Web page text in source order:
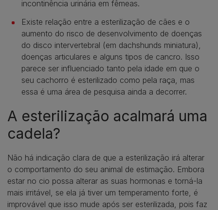
incontinência urinária em fêmeas.
Existe relação entre a esterilização de cães e o
aumento do risco de desenvolvimento de doenças
do disco intervertebral (em dachshunds miniatura),
doenças articulares e alguns tipos de cancro. Isso
parece ser influenciado tanto pela idade em que o
seu cachorro é esterilizado como pela raça, mas
essa é uma área de pesquisa ainda a decorrer.
A esterilização acalmará uma
cadela?
Não há indicação clara de que a esterilização irá alterar
o comportamento do seu animal de estimação. Embora
estar no cio possa alterar as suas hormonas e torná-la
mais irritável, se ela já tiver um temperamento forte, é
improvável que isso mude após ser esterilizada, pois faz